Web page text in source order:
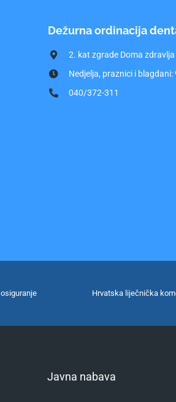
Dežurna ordinacija
2. kat zgrade Doma
Nedjelja, praznici i blagdani:
040/372-311
Hrvatska liječnička
Javna nabava